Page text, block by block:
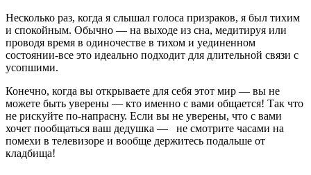
Несколько раз, когда я слышал голоса призраков, я был тихим
и спокойным. Обычно — на выходе из сна, медитируя или
проводя время в одиночестве в тихом и уединенном
состоянии-все это идеально подходит для длительной связи с
усопшими.
Конечно, когда вы открываете для себя этот мир — вы не
можете быть уверены — кто именно с вами общается! Так что
не рискуйте по-напрасну. Если вы не уверены, что с вами
хочет пообщаться ваш дедушка — не смотрите часами на
помехи в телевизоре и вообще держитесь подальше от
кладбища!